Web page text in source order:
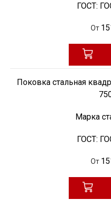
ГОСТ:
От
Поковка стальная
Марка
ГОСТ:
От